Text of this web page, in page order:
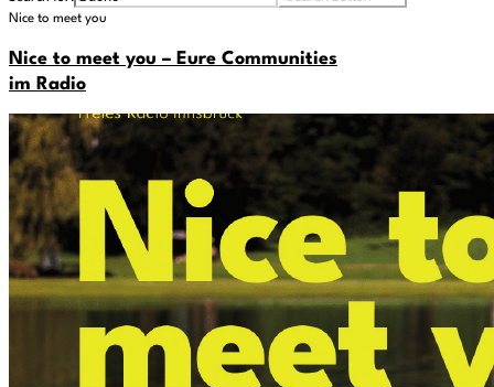
Nice to meet you
Nice to meet you – Eure Communities
im Radio